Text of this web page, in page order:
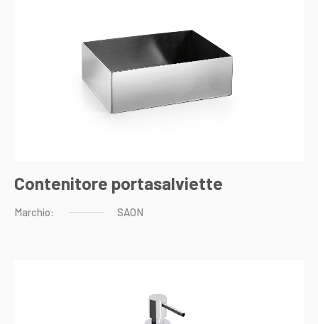
Contenitore portasalviette
Marchio: SAON